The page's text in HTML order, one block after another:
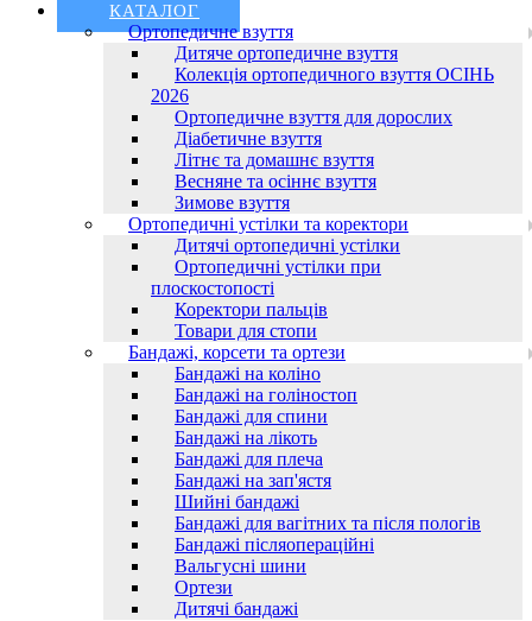
КАТАЛОГ
Ортопедичне взуття
Дитяче ортопедичне взуття
Колекція ортопедичного взуття ОСІНЬ
2026
Ортопедичне взуття для дорослих
Діабетичне взуття
Літнє та домашнє взуття
Весняне та осіннє взуття
Зимове взуття
Ортопедичні устілки та коректори
Дитячі ортопедичні устілки
Ортопедичні устілки при
плоскостопості
Коректори пальців
Товари для стопи
Бандажі, корсети та ортези
Бандажі на коліно
Бандажі на голіностоп
Бандажі для спини
Бандажі на лікоть
Бандажі для плеча
Бандажі на зап'ястя
Шийні бандажі
Бандажі для вагітних та після пологів
Бандажі післяопераційні
Вальгусні шини
Ортези
Дитячі бандажі